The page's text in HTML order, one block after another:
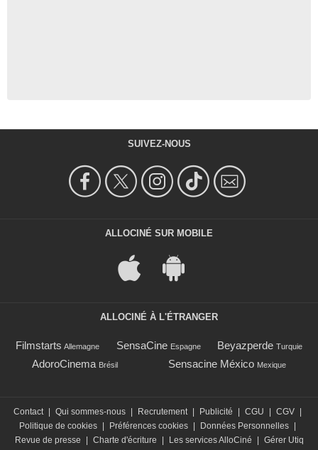
SUIVEZ-NOUS
ALLOCINÉ SUR MOBILE
ALLOCINÉ À L'ÉTRANGER
Filmstarts Allemagne SensaCine Espagne Beyazperde Turquie
AdoroCinema Brésil Sensacine México Mexique
Contact Qui sommes-nous Recrutement Publicité CGU CGV
Politique de cookies
Préférences cookies Données Personnelles
Revue de presse
Charte d'écriture Les services AlloCiné
Gérer Utiq